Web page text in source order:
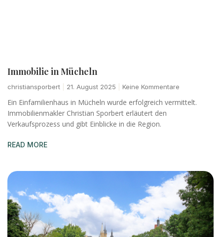
Immobilie in Mücheln
christiansporbert 21. August 2025 Keine Kommentare
Ein Einfamilienhaus in Mücheln wurde erfolgreich vermittelt.
Immobilienmakler Christian Sporbert erläutert den
Verkaufsprozess und gibt Einblicke in die Region.
READ MORE